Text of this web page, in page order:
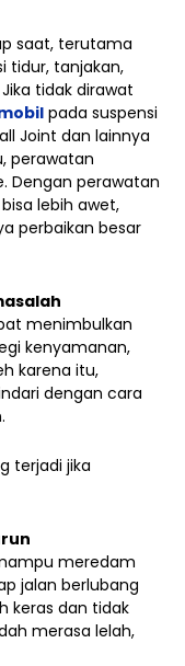
saat, terutama
tidur, tanjakan,
tidak dirawat
pada suspensi
Joint dan lainnya
perawatan
Dengan perawatan
lebih awet,
perbaikan besar
menimbulkan
kenyamanan,
karena itu,
dengan cara
terjadi jika
meredam
jalan berlubang
keras dan tidak
merasa lelah,